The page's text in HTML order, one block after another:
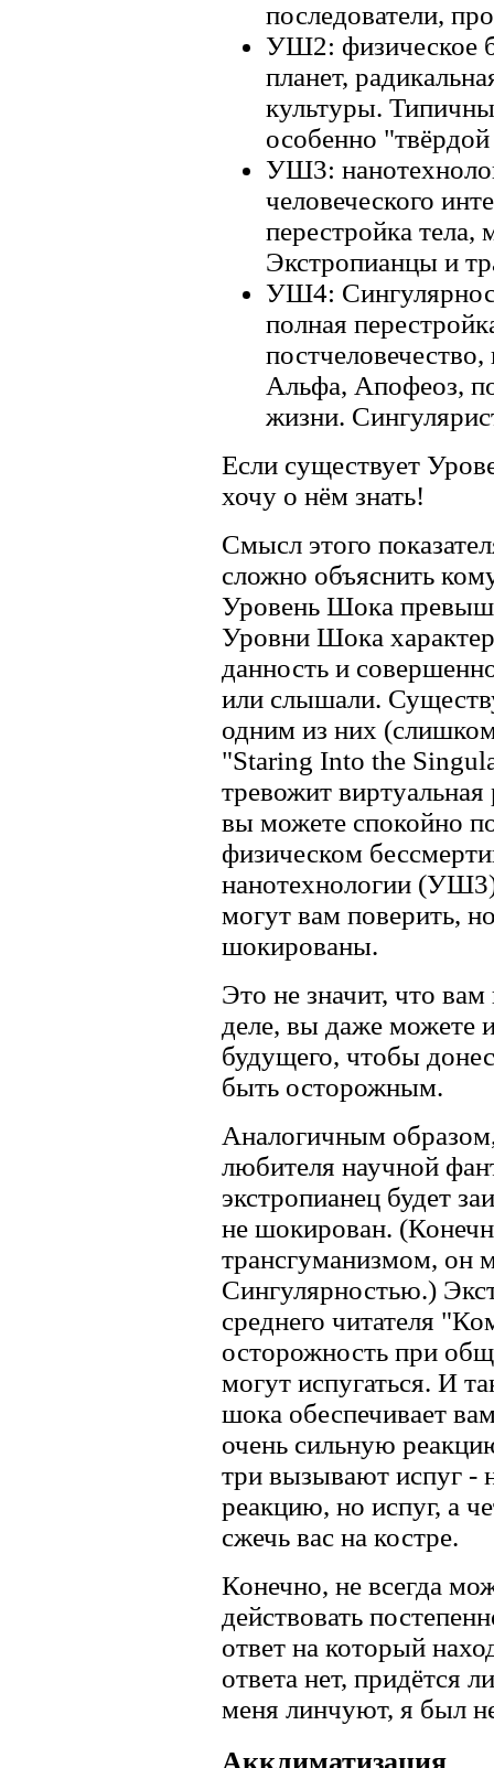
последователи,
УШ2: физическое
планет,
культуры.
особенно
УШ3:
человеческого
перестройка тела,
Экстропианцы и
УШ4:
полная
Альфа, Апофеоз,
жизни.
Если существует
хочу о нём знать!
Смысл этого
сложно объяснить
Уровень Шока
Уровни Шока
данность и
или слышали.
одним из них
"Staring Into the
тревожит
вы можете спокойно
физическом
нанотехнологии
могут вам поверить,
шокированы.
Это не значит, что
деле, вы даже можете
будущего, чтобы
быть осторожным.
Аналогичным
любителя научной
экстропианец будет
не шокирован.
трансгуманизмом, он
Сингулярностью.)
среднего читателя
осторожность при
могут испугаться. И
шока обеспечивает
очень сильную
три вызывают испуг -
реакцию, но испуг, а
сжечь вас на костре.
Конечно, не всегда
действовать
ответ на который
ответа нет, придётся
меня линчуют, я был